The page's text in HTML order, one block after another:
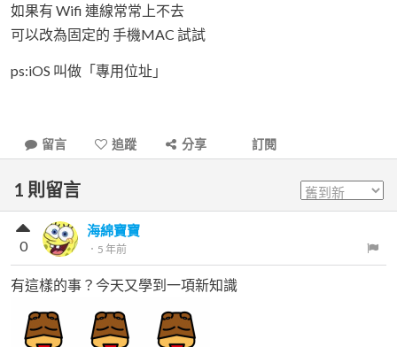
如果有 Wifi 連線常常上不去
可以改為固定的 手機MAC 試試
ps:iOS 叫做「專用位址」
留言 追蹤 分享 訂閱
1 則留言
海綿寶寶
． 5 年前
0
有這樣的事？今天又學到一項新知識